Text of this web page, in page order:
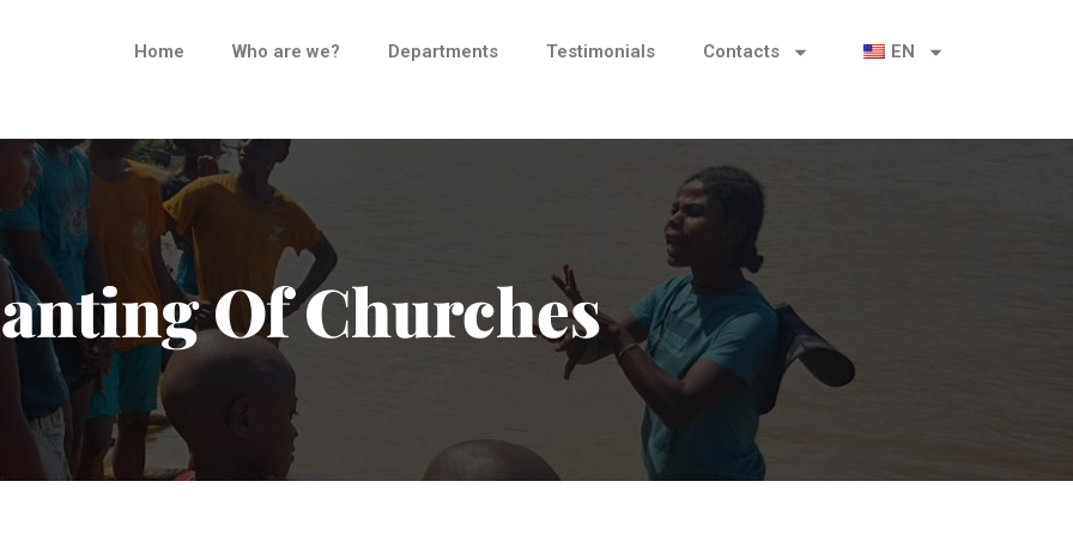
Home Who are we? Departments Testimonials Contacts EN
Of Churches